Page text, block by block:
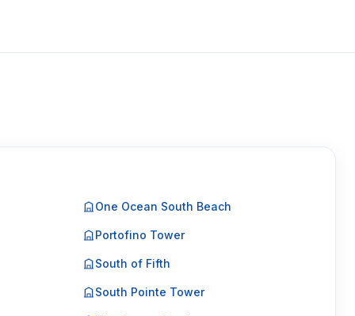
One Ocean South Beach
Portofino Tower
South of Fifth
South Pointe Tower